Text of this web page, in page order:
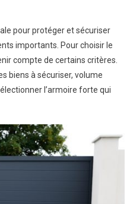
pour protéger et sécuriser
importants. Pour choisir le
compte de certains critères.
biens à sécuriser, volume
l’armoire forte qui